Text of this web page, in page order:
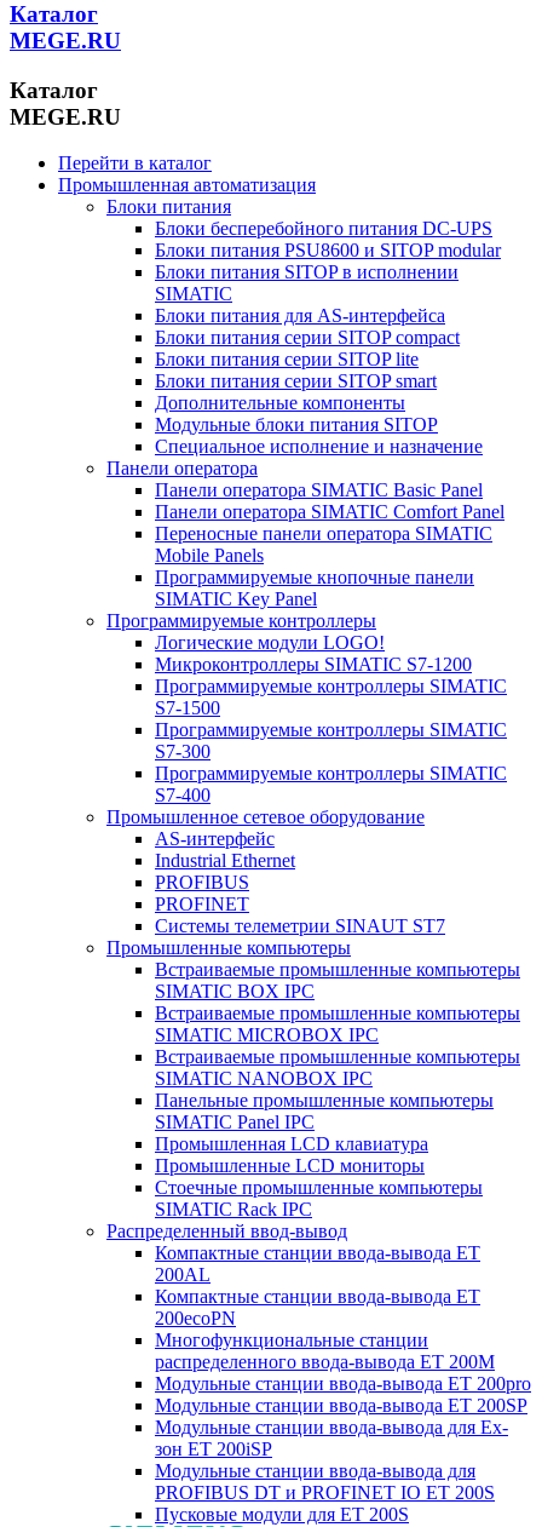
Каталог
MEGE.RU
Каталог
MEGE.RU
Перейти в каталог
Промышленная автоматизация
Блоки питания
Блоки бесперебойного питания DC-UPS
Блоки питания PSU8600 и SITOP modular
Блоки питания SITOP в исполнении
SIMATIC
Блоки питания для AS-интерфейса
Блоки питания серии SITOP compact
Блоки питания серии SITOP lite
Блоки питания серии SITOP smart
Дополнительные компоненты
Модульные блоки питания SITOP
Специальное исполнение и назначение
Панели оператора
Панели оператора SIMATIC Basic Panel
Панели оператора SIMATIC Comfort Panel
Переносные панели оператора SIMATIC
Mobile Panels
Программируемые кнопочные панели
SIMATIC Key Panel
Программируемые контроллеры
Логические модули LOGO!
Микроконтроллеры SIMATIC S7-1200
Программируемые контроллеры SIMATIC
S7-1500
Программируемые контроллеры SIMATIC
S7-300
Программируемые контроллеры SIMATIC
S7-400
Промышленное сетевое оборудование
AS-интерфейс
Industrial Ethernet
PROFIBUS
PROFINET
Системы телеметрии SINAUT ST7
Промышленные компьютеры
Встраиваемые промышленные компьютеры
SIMATIC BOX IPC
Встраиваемые промышленные компьютеры
SIMATIC MICROBOX IPC
Встраиваемые промышленные компьютеры
SIMATIC NANOBOX IPC
Панельные промышленные компьютеры
SIMATIC Panel IPC
Промышленная LCD клавиатура
Промышленные LCD мониторы
Стоечные промышленные компьютеры
SIMATIC Rack IPC
Распределенный ввод-вывод
Компактные станции ввода-вывода ET
200AL
Компактные станции ввода-вывода ET
200ecoPN
Многофункциональные станции
распределенного ввода-вывода ET 200M
Модульные станции ввода-вывода ET 200pro
Модульные станции ввода-вывода ET 200SP
Модульные станции ввода-вывода для Ex-
зон ET 200iSP
Модульные станции ввода-вывода для
PROFIBUS DT и PROFINET IO ET 200S
Пусковые модули для ET 200S